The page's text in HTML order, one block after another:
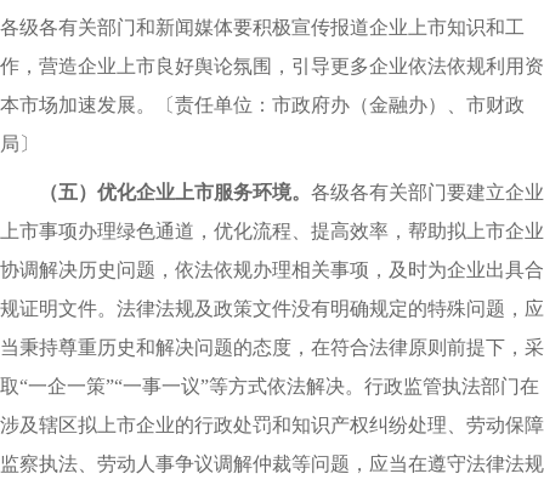
各级各有关部门和新闻媒体要积极宣传报道企业上市知识和工
作，营造企业上市良好舆论氛围，引导更多企业依法依规利用资
本市场加速发展。
〔责任单位：市政府办（金融办）、市财政
局〕
（五）优化企业上市服务环境。 各级各有关部门要建立企业
上市事项办理绿色通道，优化流程、提高效率，帮助拟上市企业
协调解决历史问题，依法依规办理相关事项，及时为企业出具合
规证明文件。法律法规及政策文件没有明确规定的特殊问题，应
当秉持尊重历史和解决问题的态度，在符合法律原则前提下，采
取“一企一策”“一事一议”等方式依法解决。行政监管执法部门在
涉及辖区拟上市企业的行政处罚和知识产权纠纷处理、劳动保障
监察执法、劳动人事争议调解仲裁等问题，应当在遵守法律法规